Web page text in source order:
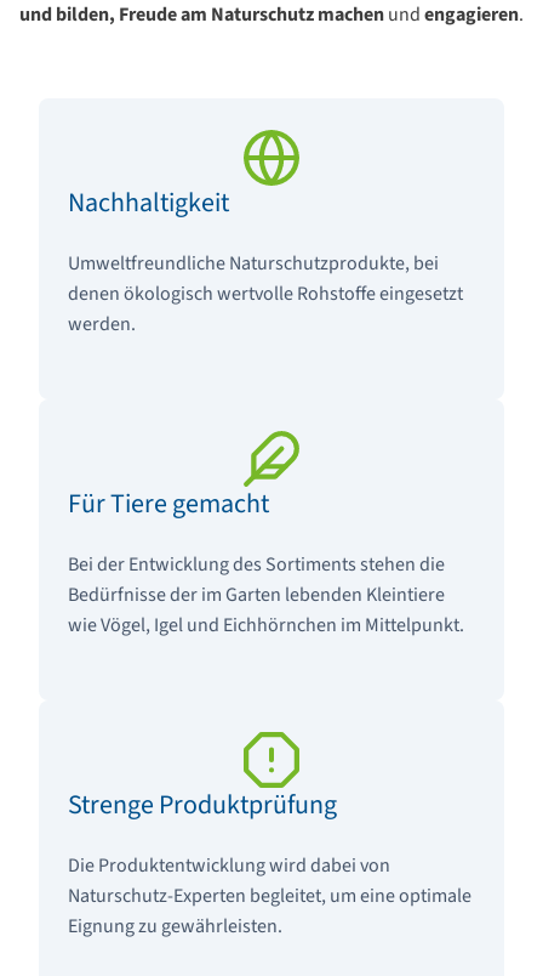
und bilden, Freude am Naturschutz machenundengagieren.
Nachhaltigkeit
Umweltfreundliche Naturschutzprodukte, bei
denen ökologisch wertvolle Rohstoffe eingesetzt
werden.
Für Tiere gemacht
Bei der Entwicklung des Sortiments stehen die
Bedürfnisse der im Garten lebenden Kleintiere
wie Vögel, Igel und Eichhörnchen im Mittelpunkt.
Strenge Produktprüfung
Die Produktentwicklung wird dabei von
Naturschutz-Experten begleitet, um eine optimale
Eignung zu gewährleisten.